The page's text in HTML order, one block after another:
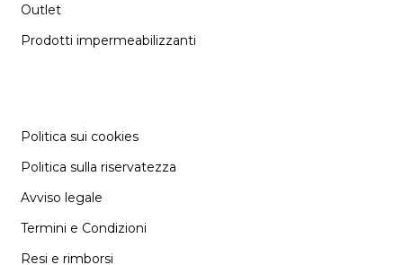
Outlet
Prodotti impermeabilizzanti
Politica sui cookies
Politica sulla riservatezza
Avviso legale
Termini e Condizioni
Resi e rimborsi